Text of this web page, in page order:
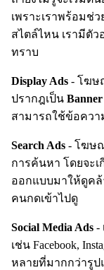
เพราะเราพร้อมช่
สไตล์ไหน เรามีตั
ทราบ
Display Ads - โฆษ
ปรากฎเป็น Banner
สามารถใช้ข้อคว
Search Ads - โฆษ
การค้นหา โดยจะเ
ออกแบบมาให้ดูค
คนกดเข้าไปดู
Social Media Ads -
เช่น Facebook,
หลายที่มากกว่ารู